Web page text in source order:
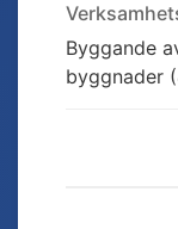
Byggande
byggnader